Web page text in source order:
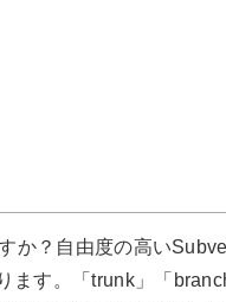
か？自由度の高い
ます。「trunk」「